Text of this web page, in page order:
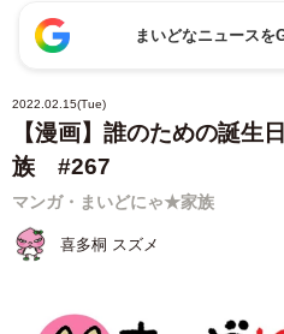
まいどなニュース
2022.02.15(Tue)
【漫画】誰のための誕
族 #267
マンガ・まいどにゃ★家族
喜多桐 スズメ